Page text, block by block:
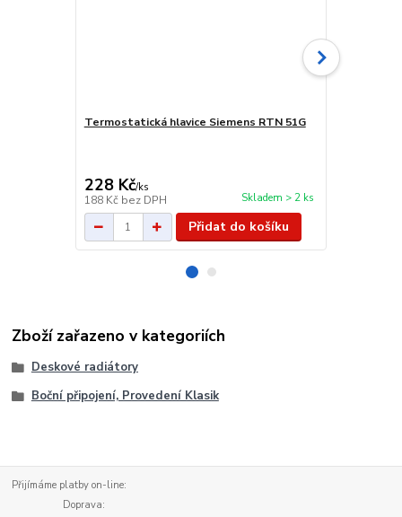
Termostatická hlavice Siemens RTN 51G
228 Kč/ks
188 Kč bez DPH Skladem > 2 ks
Přidat do košíku
Zboží zařazeno v kategoriích
Deskové radiátory
Boční připojení, Provedení Klasik
Přijímáme platby on-line:
Doprava: